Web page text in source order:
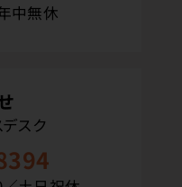
中無休
スク